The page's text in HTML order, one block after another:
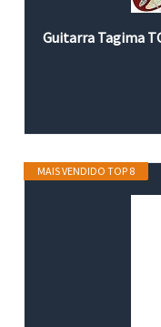
Guitarra Tagima
MAIS VENDIDO TOP 8